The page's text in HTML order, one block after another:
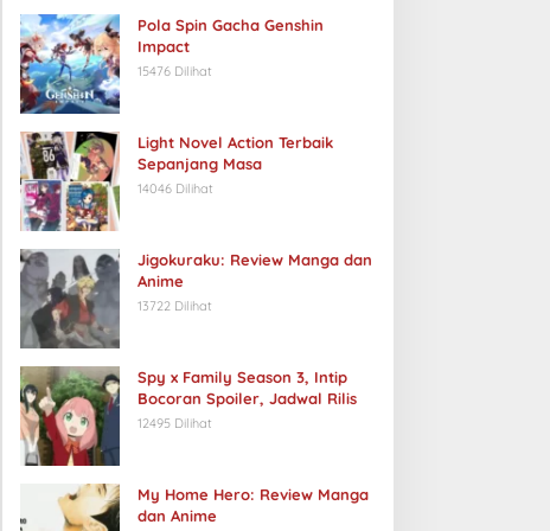
Pola Spin Gacha Genshin
Impact
15476 Dilihat
Light Novel Action Terbaik
Sepanjang Masa
14046 Dilihat
Jigokuraku: Review Manga dan
Anime
13722 Dilihat
Spy x Family Season 3, Intip
Bocoran Spoiler, Jadwal Rilis
12495 Dilihat
My Home Hero: Review Manga
dan Anime